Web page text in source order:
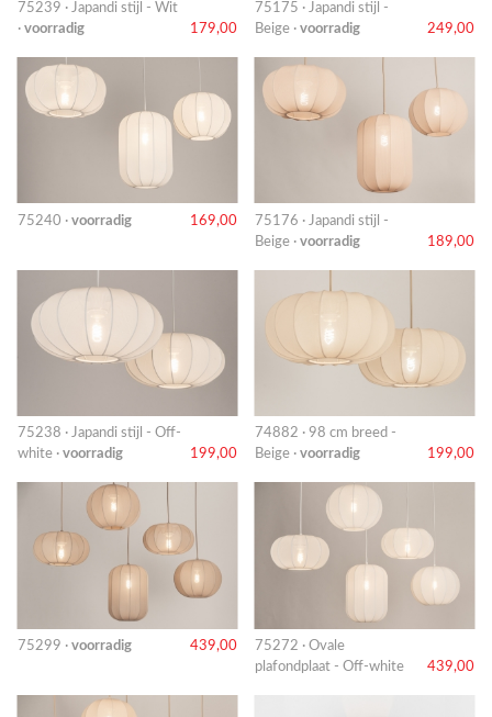
75239 · Japandi stijl - Wit
· voorradig 179,00
75175 · Japandi stijl -
Beige · voorradig 249,00
75240 · voorradig 169,00
75176 · Japandi stijl -
Beige · voorradig 189,00
75238 · Japandi stijl - Off-
white · voorradig 199,00
74882 · 98 cm breed -
Beige · voorradig 199,00
75299 · voorradig 439,00
75272 · Ovale
plafondplaat - Off-white
439,00